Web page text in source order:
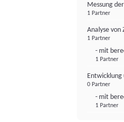
Messung
1 Partner
Analyse von
1 Partner
- mit
1 Partner
Entwicklung
0 Partner
- mit
1 Partner